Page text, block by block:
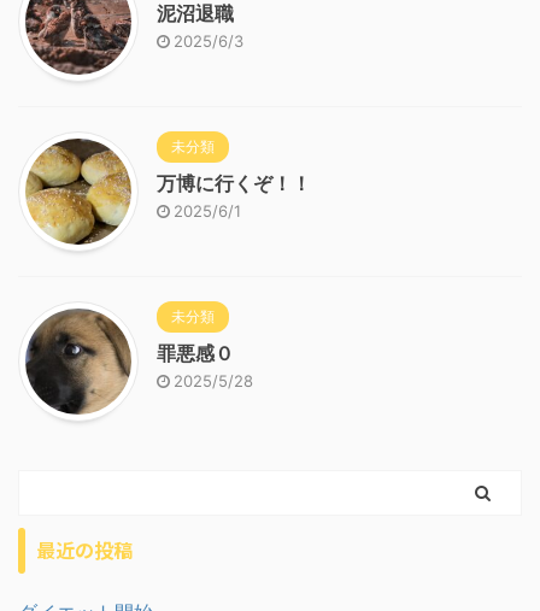
泥沼退職
2025/6/3
未分類
万博に行くぞ！！
2025/6/1
未分類
罪悪感０
2025/5/28
最近の投稿